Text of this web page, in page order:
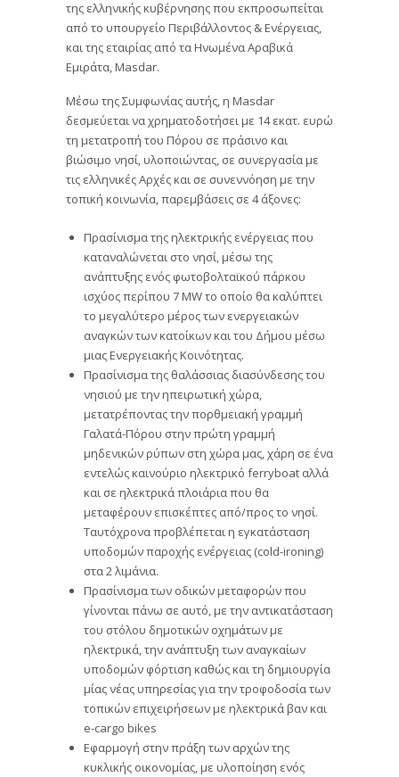
της ελληνικής κυβέρνησης που εκπροσωπείται
από το υπουργείο Περιβάλλοντος & Ενέργειας,
και της εταιρίας από τα Ηνωμένα Αραβικά
Εμιράτα, Masdar.
Μέσω της Συμφωνίας αυτής, η Masdar
δεσμεύεται να χρηματοδοτήσει με 14 εκατ. ευρώ
τη μετατροπή του Πόρου σε πράσινο και
βιώσιμο νησί, υλοποιώντας, σε συνεργασία με
τις ελληνικές Αρχές και σε συνεννόηση με την
τοπική κοινωνία, παρεμβάσεις σε 4 άξονες:
Πρασίνισμα της ηλεκτρικής ενέργειας που
καταναλώνεται στο νησί, μέσω της
ανάπτυξης ενός φωτοβολταϊκού πάρκου
ισχύος περίπου 7 MW το οποίο θα καλύπτει
το μεγαλύτερο μέρος των ενεργειακών
αναγκών των κατοίκων και του Δήμου μέσω
μιας Ενεργειακής Κοινότητας.
Πρασίνισμα της θαλάσσιας διασύνδεσης του
νησιού με την ηπειρωτική χώρα,
μετατρέποντας την πορθμειακή γραμμή
Γαλατά-Πόρου στην πρώτη γραμμή
μηδενικών ρύπων στη χώρα μας, χάρη σε ένα
εντελώς καινούριο ηλεκτρικό ferryboat αλλά
και σε ηλεκτρικά πλοιάρια που θα
μεταφέρουν επισκέπτες από/προς το νησί.
Ταυτόχρονα προβλέπεται η εγκατάσταση
υποδομών παροχής ενέργειας (cold-ironing)
στα 2 λιμάνια.
Πρασίνισμα των οδικών μεταφορών που
γίνονται πάνω σε αυτό, με την αντικατάσταση
του στόλου δημοτικών οχημάτων με
ηλεκτρικά, την ανάπτυξη των αναγκαίων
υποδομών φόρτιση καθώς και τη δημιουργία
μίας νέας υπηρεσίας για την τροφοδοσία των
τοπικών επιχειρήσεων με ηλεκτρικά βαν και
e-cargo bikes
Εφαρμογή στην πράξη των αρχών της
κυκλικής οικονομίας, με υλοποίηση ενός